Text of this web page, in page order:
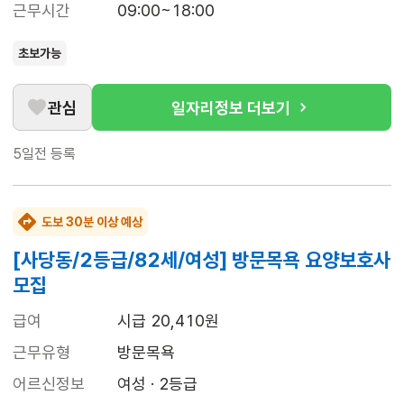
근무시간
09:00~18:00
초보가능
관심 일자리정보 더보기
5일전 등록
도보 30분 이상 예상
[사당동/2등급/82세/여성] 방문목욕 요양보호사
모집
급여
시급 20,410원
근무유형
방문목욕
어르신정보
여성 · 2등급